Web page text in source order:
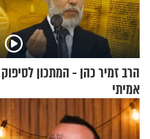
הרב זמיר כהן - המתכון לסיפוק
אמיתי